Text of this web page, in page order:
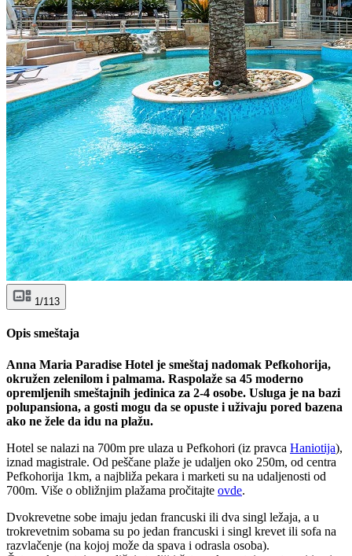
1/113
Opis smeštaja
Anna Maria Paradise Hotel je smeštaj nadomak Pefkohorija,
okružen zelenilom i palmama. Raspolaže sa 45 moderno
opremljenih smeštajnih jedinica za 2-4 osobe. Usluga je na bazi
polupansiona, a gosti mogu da se opuste i uživaju pored bazena
ako ne žele da idu na plažu.
Hotel se nalazi na 700m pre ulaza u Pefkohori (iz pravca Haniotija),
iznad magistrale. Od peščane plaže je udaljen oko 250m, od centra
Pefkohorija 1km, a najbliža pekara i marketi su na udaljenosti od
700m. Više o obližnjim plažama pročitajte ovde.
Dvokrevetne sobe imaju jedan francuski ili dva singl ležaja, a u
trokrevetnim sobama su po jedan francuski i singl krevet ili sofa na
razvlačenje (na kojoj može da spava i odrasla osoba).